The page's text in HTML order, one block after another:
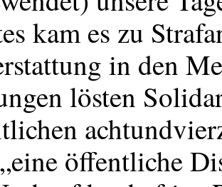
kam es zu
in den
lösten
öffentliche